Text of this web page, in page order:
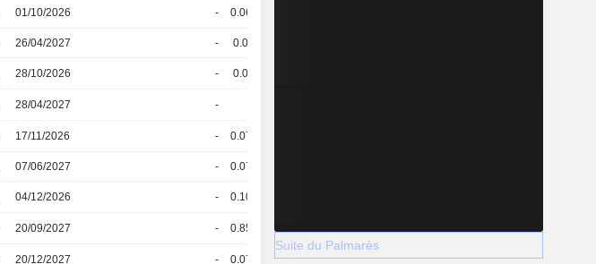
01/10/2026 - 0.067
26/04/2027 - 0.07
28/10/2026 - 0.07
28/04/2027 -
17/11/2026 - 0.071
07/06/2027 - 0.073
04/12/2026 - 0.104
20/09/2027 - 0.856
20/12/2027 - 0.077 97.56 / 98.36
Suite du Palmarès